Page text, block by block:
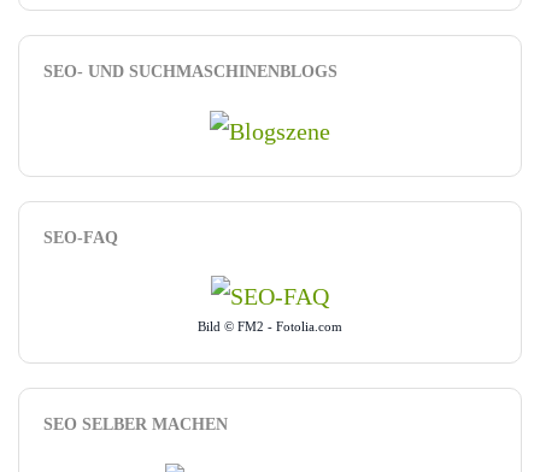
SEO- UND SUCHMASCHINENBLOGS
SEO-FAQ
Bild © FM2 - Fotolia.com
SEO SELBER MACHEN